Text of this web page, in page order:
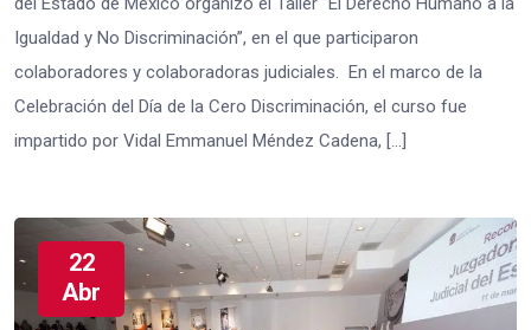
Igualdad y No Discriminación”, en el que participaron
colaboradores y colaboradoras judiciales. En el marco de la
Celebración del Día de la Cero Discriminación, el curso fue
impartido por Vidal Emmanuel Méndez Cadena, […]
22
Abr